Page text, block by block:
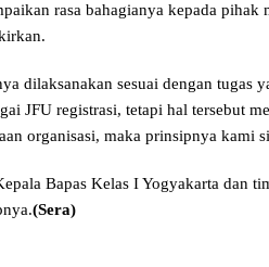
rasa bahagianya kepada pihak
dilaksanakan sesuai dengan tugas
JFU registrasi, tetapi hal tersebut
organisasi, maka prinsipnya kami
Bapas Kelas I Yogyakarta dan
(Sera)